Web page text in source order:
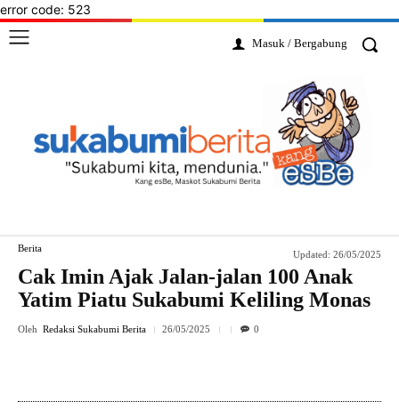
error code: 523
Masuk / Bergabung
Berita
Updated: 26/05/2025
Cak Imin Ajak Jalan-jalan 100 Anak
Yatim Piatu Sukabumi Keliling Monas
Oleh Redaksi Sukabumi Berita 26/05/2025 0